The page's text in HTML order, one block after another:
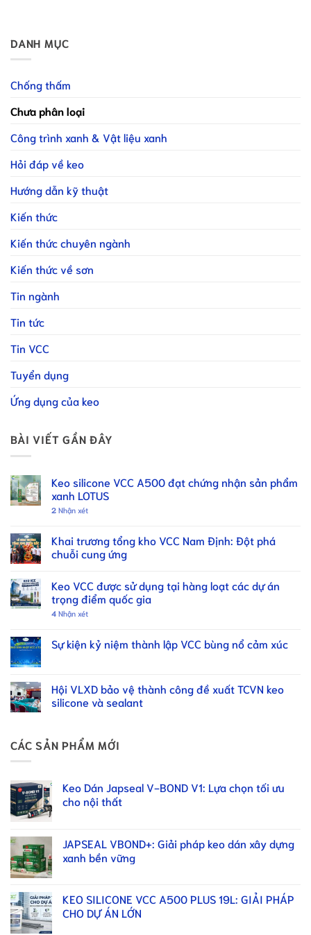
DANH MỤC
Chống thấm
Chưa phân loại
Công trình xanh & Vật liệu xanh
Hỏi đáp về keo
Hướng dẫn kỹ thuật
Kiến thức
Kiến thức chuyên ngành
Kiến thức về sơn
Tin ngành
Tin tức
Tin VCC
Tuyển dụng
Ứng dụng của keo
BÀI VIẾT GẦN ĐÂY
Keo silicone VCC A500 đạt chứng nhận sản phẩm
xanh LOTUS
2 Nhận xét
Khai trương tổng kho VCC Nam Định: Đột phá
chuỗi cung ứng
Keo VCC được sử dụng tại hàng loạt các dự án
trọng điểm quốc gia
4 Nhận xét
Sự kiện kỷ niệm thành lập VCC bùng nổ cảm xúc
Hội VLXD bảo vệ thành công đề xuất TCVN keo
silicone và sealant
CÁC SẢN PHẨM MỚI
Keo Dán Japseal V-BOND V1: Lựa chọn tối ưu
cho nội thất
JAPSEAL VBOND+: Giải pháp keo dán xây dựng
xanh bền vững
KEO SILICONE VCC A500 PLUS 19L: GIẢI PHÁP
CHO DỰ ÁN LỚN